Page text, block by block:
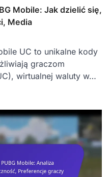
Mobile: Jak dzielić się,
Media
UC to unikalne kody
graczom
wirtualnej waluty w…